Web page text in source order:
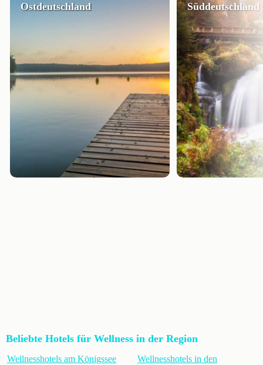
Ostdeutschland
Süddeutschland
Beliebte Hotels für Wellness in der Region
Wellnesshotels am Königssee
Wellnesshotels in den